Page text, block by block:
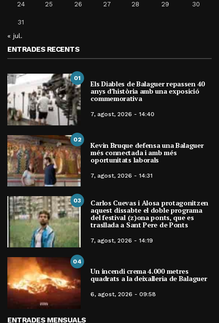
24 25 26 27 28 29 30
31
« jul.
ENTRADES RECENTS
01
Els Diables de Balaguer repassen 40
anys d’història amb una exposició
commemorativa
7, agost, 2026 - 14:40
02
Kevin Bruque defensa una Balaguer
més connectada i amb més
oportunitats laborals
7, agost, 2026 - 14:31
03 Carlos Cuevas i Alosa protagonitzen
aquest dissabte el doble programa
del festival (z)ona ponts, que es
trasllada a Sant Pere de Ponts
7, agost, 2026 - 14:19
04
Un incendi crema 4.000 metres
quadrats a la deixalleria de Balaguer
6, agost, 2026 - 09:58
ENTRADES MENSUALS